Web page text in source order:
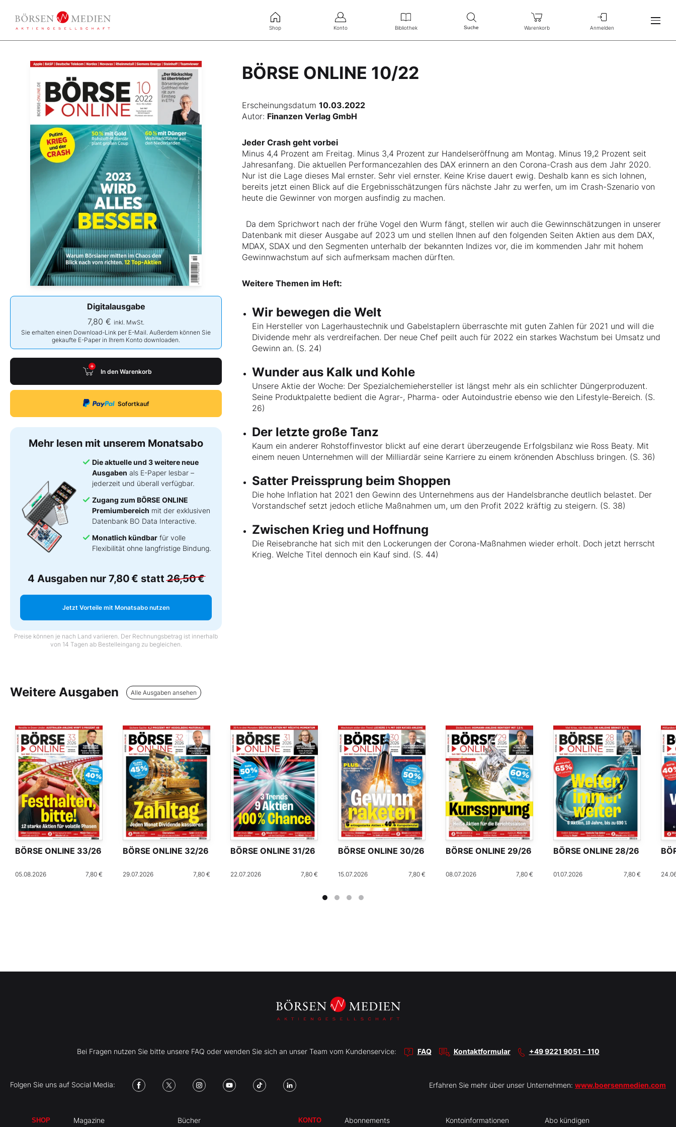
Shop Konto Bibliothek Suche Warenkorb Anmelden
BÖRSE ONLINE 10/22
Erscheinungsdatum10.03.2022
Digitalausgabe
7,80 € inkl. MwSt.
Sie erhalten einen Download-Link per E-Mail. Außerdem können Sie
gekaufte E-Paper in Ihrem Konto downloaden.
In den Warenkorb
Sofortkauf
Mehr lesen mit unserem Monatsabo
Die aktuelle und 3 weitere neue
Ausgaben als E-Paper lesbar –
jederzeit und überall verfügbar.
Zugang zum BÖRSE ONLINE
Premiumbereich mit der exklusiven
Datenbank BO Data Interactive.
Monatlich kündbar für volle
Flexibilität ohne langfristige Bindung.
4 Ausgaben nur 7,80 € statt26,50 €
Jetzt Vorteile mit Monatsabo nutzen
Preise können je nach Land variieren. Der Rechnungsbetrag ist innerhalb
von 14 Tagen ab Bestelleingang zu begleichen.
Autor: Finanzen Verlag GmbH
Jeder Crash geht vorbei
Minus 4,4 Prozent am Freitag. Minus 3,4 Prozent zur Handelseröffnung am Montag. Minus 19,2 Prozent seit
Jahresanfang. Die aktuellen Performancezahlen des DAX erinnern an den Corona-Crash aus dem Jahr 2020.
Nur ist die Lage dieses Mal ernster. Sehr viel ernster. Keine Krise dauert ewig. Deshalb kann es sich lohnen,
bereits jetzt einen Blick auf die Ergebnisschätzungen fürs nächste Jahr zu werfen, um im Crash-Szenario von
heute die Gewinner von morgen ausfindig zu machen.
Da dem Sprichwort nach der frühe Vogel den Wurm fängt, stellen wir auch die Gewinnschätzungen in unserer
Datenbank mit dieser Ausgabe auf 2023 um und stellen Ihnen auf den folgenden Seiten Aktien aus dem DAX,
MDAX, SDAX und den Segmenten unterhalb der bekannten Indizes vor, die im kommenden Jahr mit hohem
Gewinnwachstum auf sich aufmerksam machen dürften.
Weitere Themen im Heft:
Wir bewegen die Welt
Ein Hersteller von Lagerhaustechnik und Gabelstaplern überraschte mit guten Zahlen für 2021 und will die
Dividende mehr als verdreifachen. Der neue Chef peilt auch für 2022 ein starkes Wachstum bei Umsatz und
Gewinn an. (S. 24)
Wunder aus Kalk und Kohle
Unsere Aktie der Woche: Der Spezialchemiehersteller ist längst mehr als ein schlichter Düngerproduzent.
Seine Produktpalette bedient die Agrar-, Pharma- oder Autoindustrie ebenso wie den Lifestyle-Bereich. (S.
26)
Der letzte große Tanz
Kaum ein anderer Rohstoffinvestor blickt auf eine derart überzeugende Erfolgsbilanz wie Ross Beaty. Mit
einem neuen Unternehmen will der Milliardär seine Karriere zu einem krönenden Abschluss bringen. (S. 36)
Satter Preissprung beim Shoppen
Die hohe Inflation hat 2021 den Gewinn des Unternehmens aus der Handelsbranche deutlich belastet. Der
Vorstandschef setzt jedoch etliche Maßnahmen um, um den Profit 2022 kräftig zu steigern. (S. 38)
Zwischen Krieg und Hoffnung
Die Reisebranche hat sich mit den Lockerungen der Corona-Maßnahmen wieder erholt. Doch jetzt herrscht
Krieg. Welche Titel dennoch ein Kauf sind. (S. 44)
Weitere Ausgaben Alle Ausgaben ansehen
BÖRSE ONLINE 33/26
05.08.2026 7,80 €
BÖRSE ONLINE 32/26
29.07.2026 7,80 €
BÖRSE ONLINE 31/26
22.07.2026 7,80 €
BÖRSE ONLINE 30/26
15.07.2026 7,80 €
BÖRSE ONLINE 29/26
08.07.2026 7,80 €
BÖRSE ONLINE 28/26
01.07.2026 7,80 €
Bei Fragen nutzen Sie bitte unsere FAQ oder wenden Sie sich an unser Team vom Kundenservice: FAQ Kontaktformular +49 9221 9051 - 110
Folgen Sie uns auf Social Media: Erfahren Sie mehr über unser Unternehmen: www.boersenmedien.com
SHOP Magazine Bücher KONTO Abonnements Kontoinformationen Abo kündigen